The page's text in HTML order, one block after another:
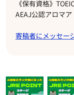
《保有資格》
AEAJ公認アロマ
寄稿者にメッセー